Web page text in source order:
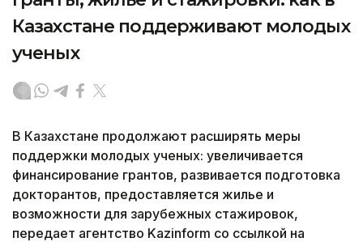
Казахстане поддерживают молодых
ученых
В Казахстане продолжают расширять меры
поддержки молодых ученых: увеличивается
финансирование грантов, развивается подготовка
докторантов, предоставляется жилье и
возможности для зарубежных стажировок,
передает агентство Kazinform со ссылкой на